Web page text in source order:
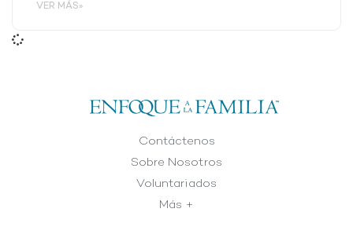
VER MÁS»
Contáctenos
Sobre Nosotros
Voluntariados
Más +